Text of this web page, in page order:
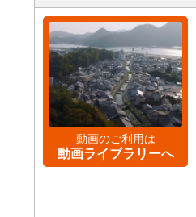
動画のご利用は
動画ライブラリーへ